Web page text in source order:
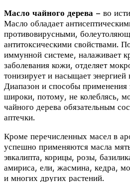
Масло чайного дерева – во
Масло обладает
противовирусными,
антитоксическими свойствами.
иммунной системе, налаживает
заболевания кожи, отделяет
тонизирует и насыщает энергией
Диапазон и способы применения
широки, потому, не колеблясь,
чайного дерева обязательным
аптечки.
Кроме перечисленных масел в
успешно применяются масла
эвкалипта, корицы, розы,
амириса, ели, жасмина, кедра,
и многих других растений.